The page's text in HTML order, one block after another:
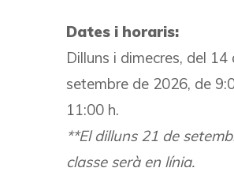
Dates i horaris:
Dilluns i dimecres, del 14
setembre de 2026, de
11:00 h.
**El dilluns 21 de
classe serà en línia.